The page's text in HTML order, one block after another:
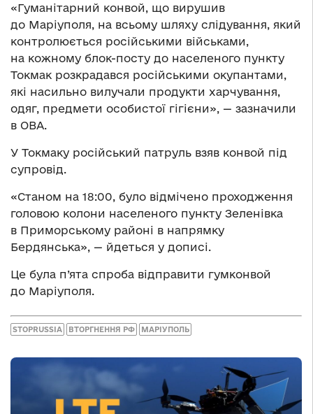
«Гуманітарний конвой, що вирушив
до Маріуполя, на всьому шляху слідування, який
контролюється російськими військами,
на кожному блок-посту до населеного пункту
Токмак розкрадався російськими окупантами,
які насильно вилучали продукти харчування,
одяг, предмети особистої гігієни», — зазначили
в ОВА.
У Токмаку російський патруль взяв конвой під
супровід.
«Станом на 18:00, було відмічено проходження
головою колони населеного пункту Зеленівка
в Приморському районі в напрямку
Бердянська», — йдеться у дописі.
Це була п’ята спроба відправити гумконвой
до Маріуполя.
STOPRUSSIA ВТОРГНЕННЯ РФ МАРІУПОЛЬ